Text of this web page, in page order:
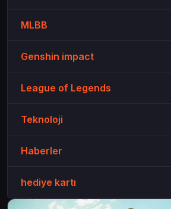
MLBB
Genshin impact
League of Legends
Teknoloji
Haberler
hediye kartı